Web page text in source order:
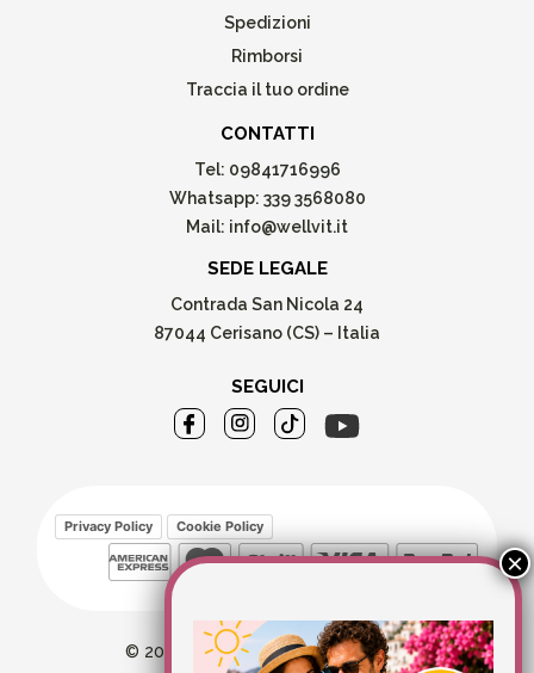
Spedizioni
Rimborsi
Traccia il tuo ordine
CONTATTI
Tel: 09841716996
Whatsapp: 339 3568080
Mail: info@wellvit.it
SEDE LEGALE
Contrada San Nicola 24
87044 Cerisano (CS) – Italia
SEGUICI
Privacy Policy Cookie Policy
© 2026 Wellvit All Rights Reserved